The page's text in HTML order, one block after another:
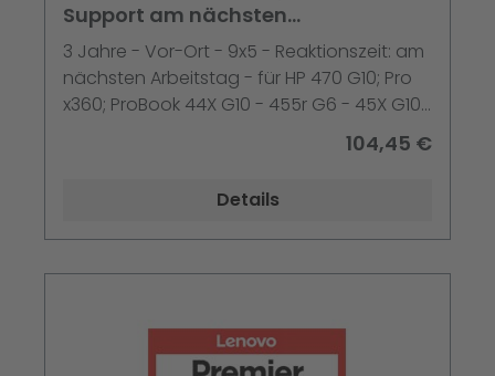
Support am nächsten
Serviceerweiterung - Arbeitsze
3 Jahre - Vor-Ort - 9x5 - Reaktionszeit: am
nächsten Arbeitstag - für HP 470 G10; Pro
x360; ProBook 44X G10 - 455r G6 - 45X G10
- 45X G7 - 45X G8 - 45X G9 - 470 G10104,45 €
Details